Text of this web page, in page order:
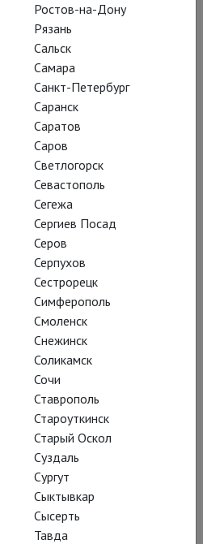
короткая стажировка в
руководителя
(практически сразу после
театральной
постановок которой была
сначала приглашенным, а
Royal And Derngate Theatre в
осовременивает его пьесы,
наши дни, находит
«Два веронца», поставленные
Шекспировской
с Тэмсин Грег в роли
театр, 2017).
– неожиданный поворот
который, по мнению критиков,
удачным.
Ростов-на-Дону
Рязань
Сальск
Самара
Санкт-Петербург
Саранск
Саратов
Саров
Светлогорск
Севастополь
Сегежа
Сергиев Посад
Серов
Серпухов
Сестрорецк
Симферополь
Смоленск
Снежинск
Соликамск
Сочи
Ставрополь
Староуткинск
Старый Оскол
Суздаль
Сургут
Сыктывкар
Сысерть
Тавда